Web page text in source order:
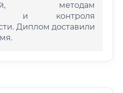
методам
и контроля
Диплом доставили